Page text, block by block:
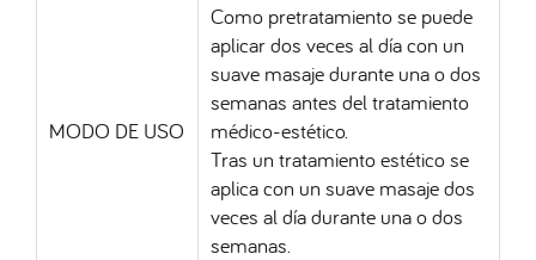
MODO DE USO
Como pretratamiento se puede
aplicar dos veces al día con un
suave masaje durante una o dos
semanas antes del tratamiento
médico-estético.
Tras un tratamiento estético se
aplica con un suave masaje dos
veces al día durante una o dos
semanas.